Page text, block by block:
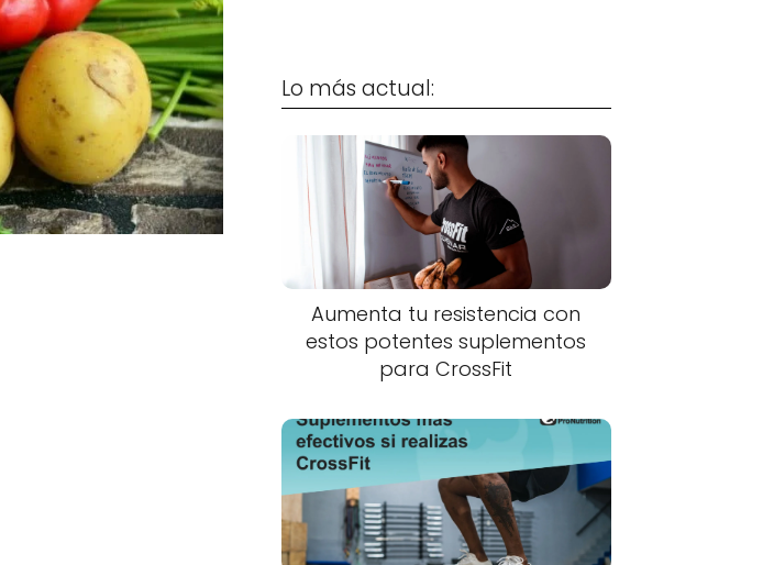
Lo más actual:
Aumenta tu resistencia con
estos potentes suplementos
para CrossFit